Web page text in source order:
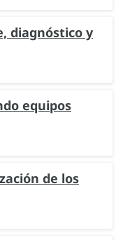
diagnóstico y
equipos
de los